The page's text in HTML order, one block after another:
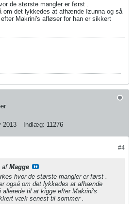
de største mangler er først .
om det lykkedes at afhænde Izunna og så
Makrini's afløser for han er sikkert
2013 Indlæg: 11276
#4
af Magge
hvor de største mangler er først .
også om det lykkedes at afhænde
til at kigge efter Makrini's
væk senest til sommer .